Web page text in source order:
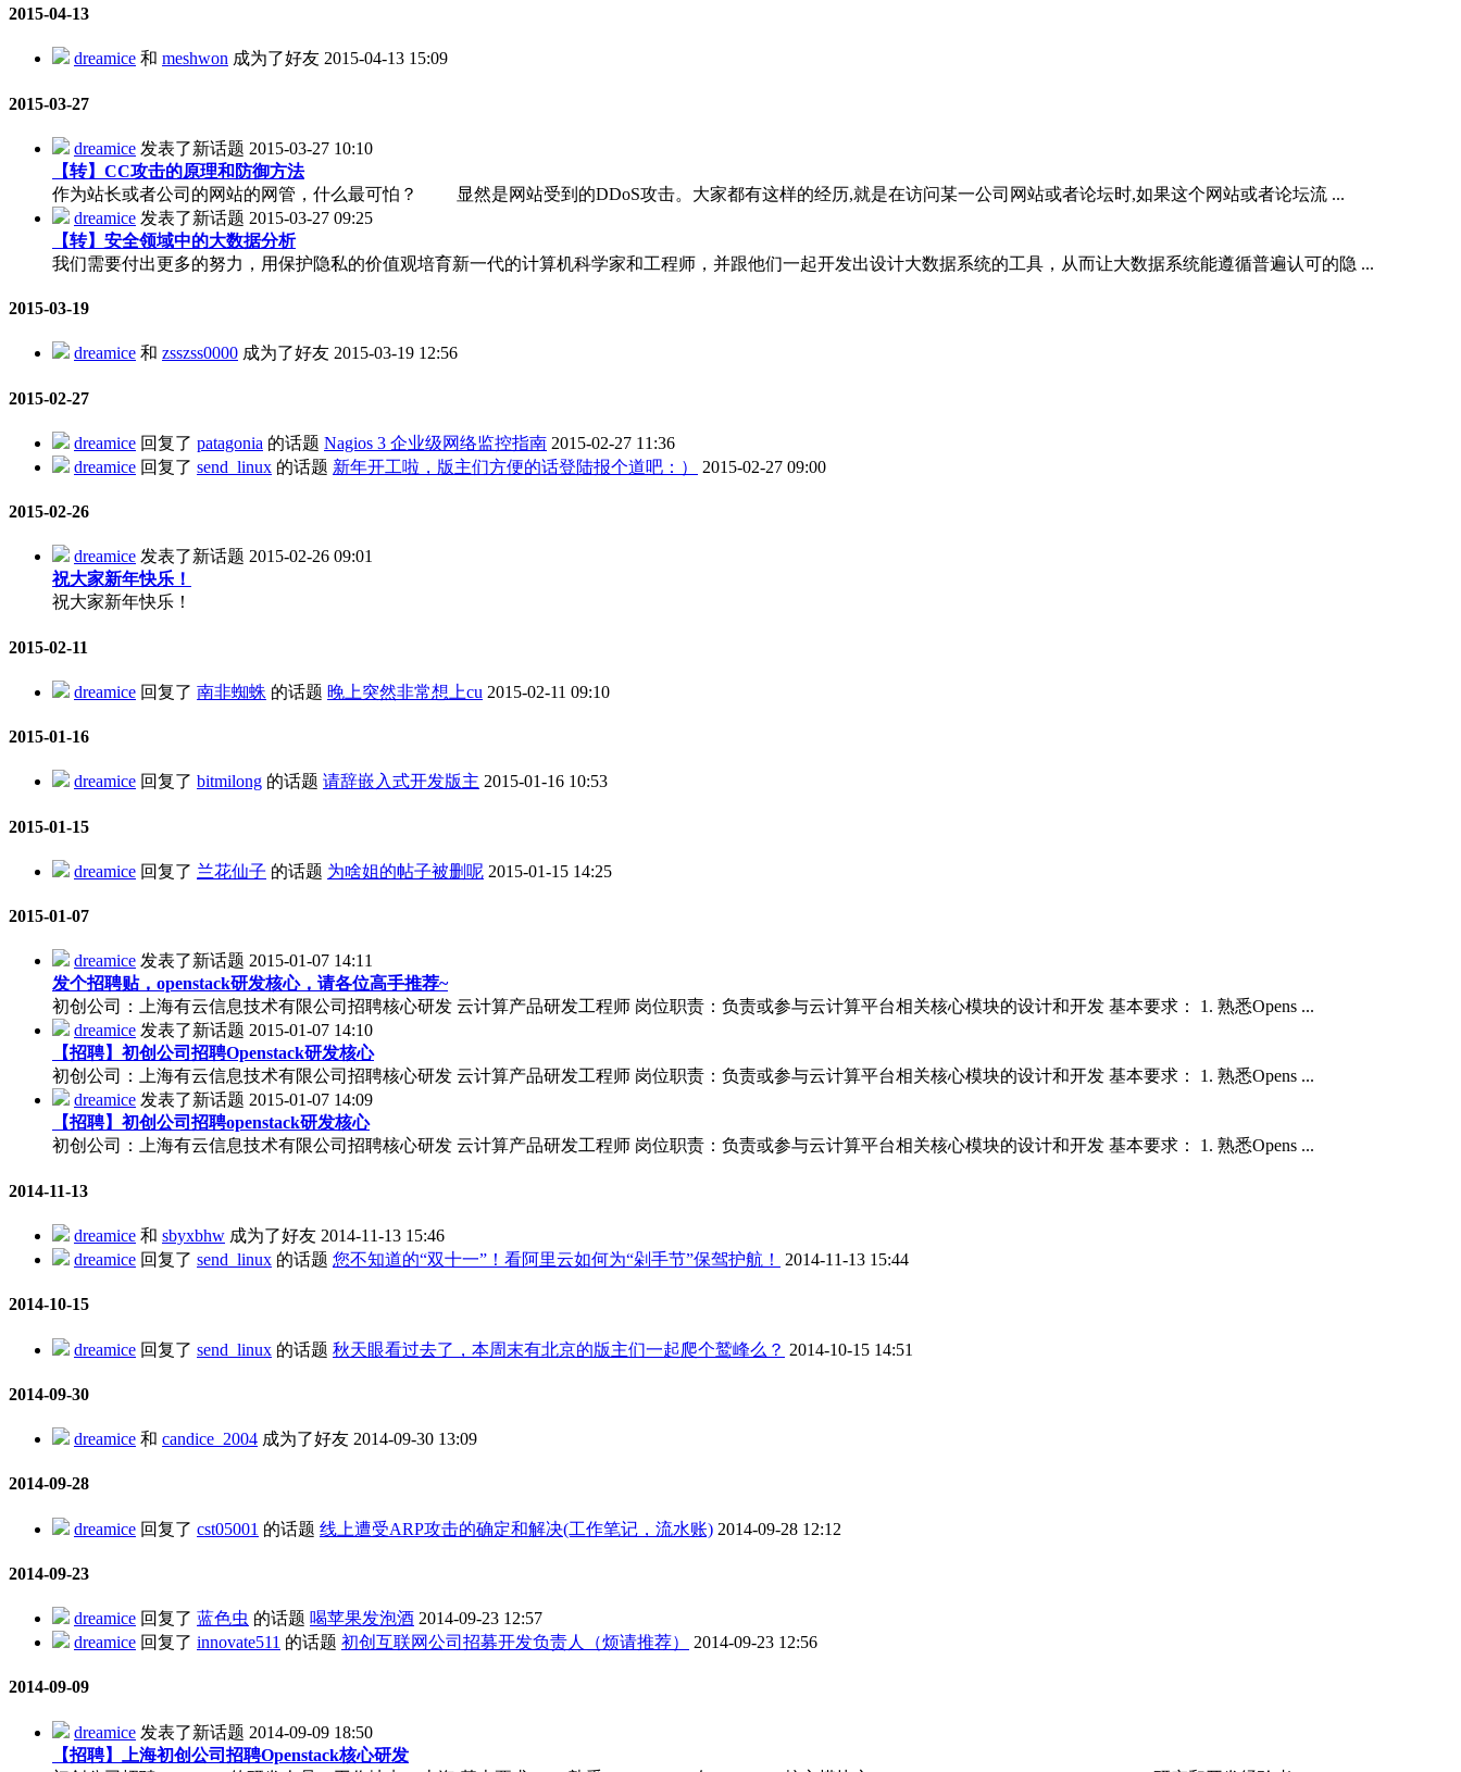
2015-04-13
dreamice 和 meshwon 成为了好友 2015-04-13 15:09
2015-03-27
dreamice 发表了新话题 2015-03-27 10:10
【转】CC攻击的原理和防御方法
作为站长或者公司的网站的网管，什么最可怕？ 显然是网站受到的DDoS攻击。大家都有这样的经历,就是在访问某一公司网站或者论坛时,如果这个网站或者论坛流 ...
dreamice 发表了新话题 2015-03-27 09:25
【转】安全领域中的大数据分析
我们需要付出更多的努力，用保护隐私的价值观培育新一代的计算机科学家和工程师，并跟他们一起开发出设计大数据系统的工具，从而让大数据系统能遵循普遍认可的隐 ...
2015-03-19
dreamice 和 zsszss0000 成为了好友 2015-03-19 12:56
2015-02-27
dreamice 回复了 patagonia 的话题 Nagios 3 企业级网络监控指南 2015-02-27 11:36
dreamice 回复了 send_linux 的话题 新年开工啦，版主们方便的话登陆报个道吧：） 2015-02-27 09:00
2015-02-26
dreamice 发表了新话题 2015-02-26 09:01
祝大家新年快乐！
祝大家新年快乐！
2015-02-11
dreamice 回复了 南非蜘蛛 的话题 晚上突然非常想上cu 2015-02-11 09:10
2015-01-16
dreamice 回复了 bitmilong 的话题 请辞嵌入式开发版主 2015-01-16 10:53
2015-01-15
dreamice 回复了 兰花仙子 的话题 为啥姐的帖子被删呢 2015-01-15 14:25
2015-01-07
dreamice 发表了新话题 2015-01-07 14:11
发个招聘贴，openstack研发核心，请各位高手推荐~
初创公司：上海有云信息技术有限公司招聘核心研发 云计算产品研发工程师 岗位职责：负责或参与云计算平台相关核心模块的设计和开发 基本要求： 1. 熟悉Opens ...
dreamice 发表了新话题 2015-01-07 14:10
【招聘】初创公司招聘Openstack研发核心
初创公司：上海有云信息技术有限公司招聘核心研发 云计算产品研发工程师 岗位职责：负责或参与云计算平台相关核心模块的设计和开发 基本要求： 1. 熟悉Opens ...
dreamice 发表了新话题 2015-01-07 14:09
【招聘】初创公司招聘openstack研发核心
初创公司：上海有云信息技术有限公司招聘核心研发 云计算产品研发工程师 岗位职责：负责或参与云计算平台相关核心模块的设计和开发 基本要求： 1. 熟悉Opens ...
2014-11-13
dreamice 和 sbyxbhw 成为了好友 2014-11-13 15:46
dreamice 回复了 send_linux 的话题 您不知道的“双十一”！看阿里云如何为“剁手节”保驾护航！ 2014-11-13 15:44
2014-10-15
dreamice 回复了 send_linux 的话题 秋天眼看过去了，本周末有北京的版主们一起爬个鹫峰么？ 2014-10-15 14:51
2014-09-30
dreamice 和 candice_2004 成为了好友 2014-09-30 13:09
2014-09-28
dreamice 回复了 cst05001 的话题 线上遭受ARP攻击的确定和解决(工作笔记，流水账) 2014-09-28 12:12
2014-09-23
dreamice 回复了 蓝色虫 的话题 喝苹果发泡酒 2014-09-23 12:57
dreamice 回复了 innovate511 的话题 初创互联网公司招募开发负责人（烦请推荐） 2014-09-23 12:56
2014-09-09
dreamice 发表了新话题 2014-09-09 18:50
【招聘】上海初创公司招聘Openstack核心研发